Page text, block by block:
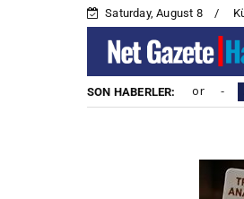
Saturday, August 8
SON HABERLER:
sorunları artıyor Ana Haber